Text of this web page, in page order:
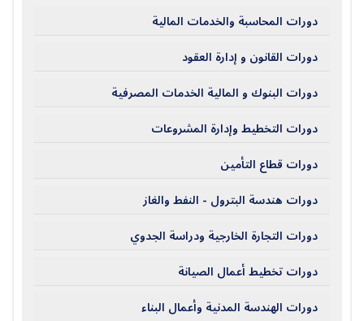
دورات المحاسبة والخدمات المالية
دورات القانون و إدارة العقود
دورات البنوك و المالية الخدمات المصرفية
دورات التخطيط وإدارة المشروعات
دورات قطاع التأمين
دورات هندسة البترول - النفط والغاز
دورات التجارة الخارجية ودراسة الجدوي
دورات تخطيط أعمال الصيانة
دورات الهندسة المدنية وأعمال البناء